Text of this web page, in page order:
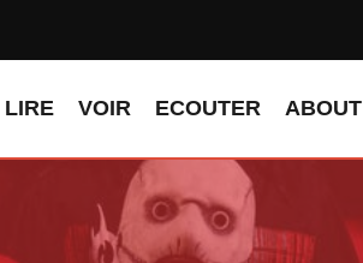
LIRE VOIR ECOUTER ABOUT